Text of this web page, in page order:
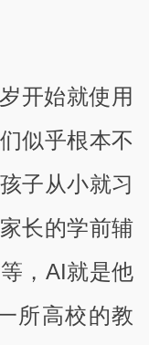
开始就使用
似乎根本不
子从小就习
长的学前辅
，AI就是他
所高校的教